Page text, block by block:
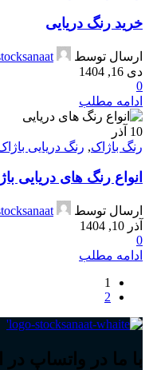
خرید رنگ دریایی
ارسال توسط
دی 16, 1404
0
ادامه مطلب
10 آذر
رنگ باژاک, رنگ دریایی
انواع رنگ‌ های دریایی
ارسال توسط
آذر 10, 1404
0
ادامه مطلب
1
2
با ما در واتساپ در